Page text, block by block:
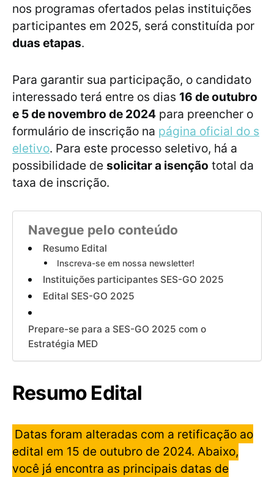
nos programas ofertados pelas instituições
participantes em 2025, será constituída por
duas etapas.
Para garantir sua participação, o candidato
interessado terá entre os dias 16 de outubro
e 5 de novembro de 2024 para preencher o
formulário de inscrição na página oficial do s
eletivo. Para este processo seletivo, há a
possibilidade de solicitar a isenção total da
taxa de inscrição.
Navegue pelo conteúdo
Resumo Edital
Inscreva-se em nossa newsletter!
Instituições participantes SES-GO 2025
Edital SES-GO 2025
Prepare-se para a SES-GO 2025 com o
Estratégia MED
Resumo Edital
Datas foram alteradas com a retificação ao
edital em 15 de outubro de 2024. Abaixo,
você já encontra as principais datas de